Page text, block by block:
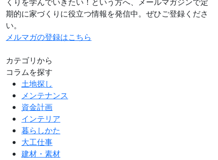
住宅性能2024.11.06
暮らしかた
犬や猫と暮らす家のチェックポイント
住宅性能
新築かリノベーションか？ どちらを選ぶべき？
期的に家づくりに役立つ情報を発信中。ぜひご登録くださ
い。
メルマガの登録はこちら
カテゴリから
コラムを探す
土地探し
メンテナンス
資金計画
インテリア
暮らしかた
大工仕事
建材・素材